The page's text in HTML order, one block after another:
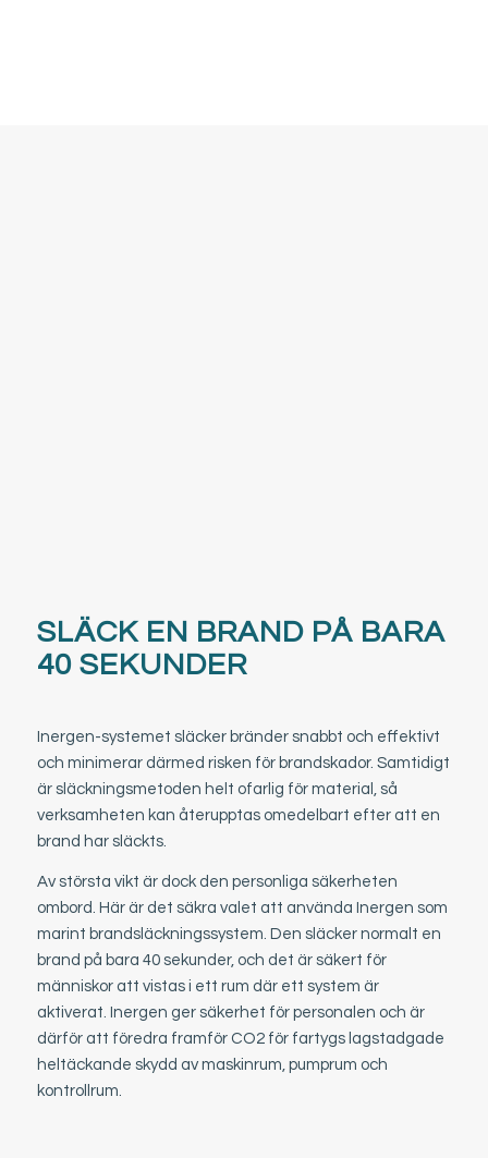
SLÄCK EN BRAND PÅ BARA
40 SEKUNDER
Inergen-systemet släcker bränder snabbt och effektivt
och minimerar därmed risken för brandskador. Samtidigt
är släckningsmetoden helt ofarlig för material, så
verksamheten kan återupptas omedelbart efter att en
brand har släckts.
Av största vikt är dock den personliga säkerheten
ombord. Här är det säkra valet att använda Inergen som
marint brandsläckningssystem. Den släcker normalt en
brand på bara 40 sekunder, och det är säkert för
människor att vistas i ett rum där ett system är
aktiverat. Inergen ger säkerhet för personalen och är
därför att föredra framför CO2 för fartygs lagstadgade
heltäckande skydd av maskinrum, pumprum och
kontrollrum.